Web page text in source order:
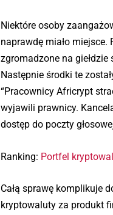
Niektóre osoby
naprawdę miało miejsce.
zgromadzone na
Następnie środki te
“Pracownicy Africrypt
wyjawili prawnicy.
dostęp do poczty
Ranking: Portfel
Całą sprawę komplikuje
kryptowaluty za produkt